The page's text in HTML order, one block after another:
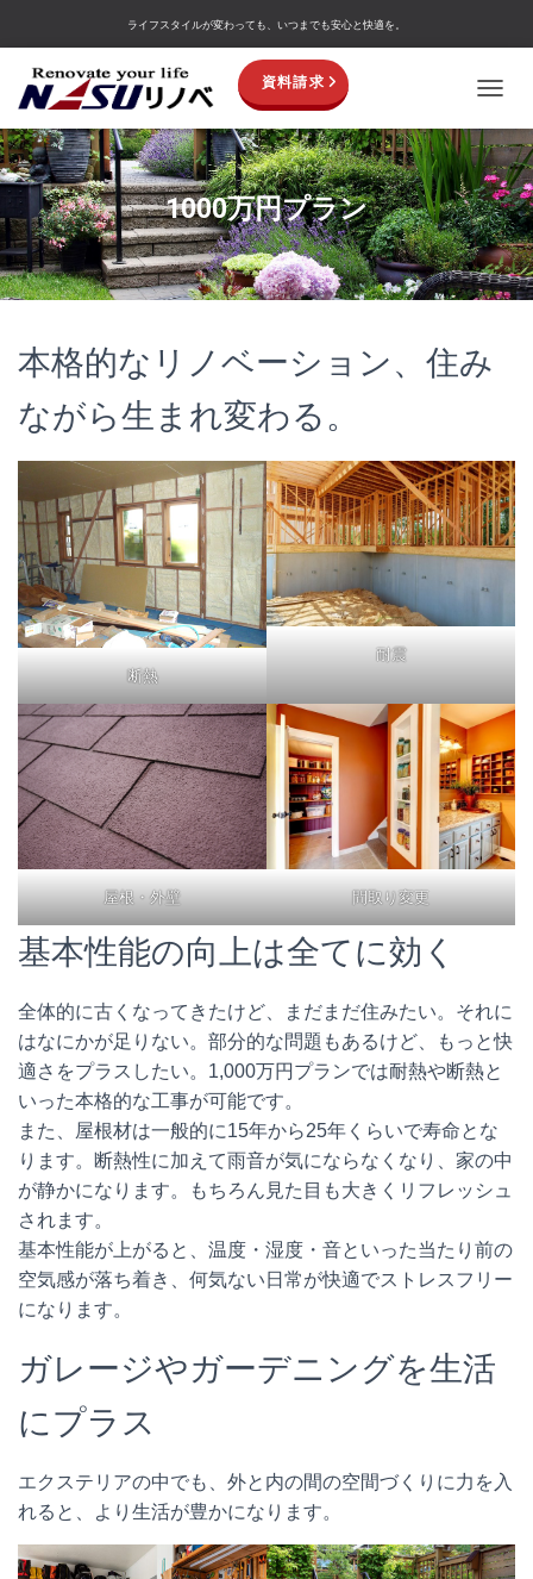
ライフスタイルが変わっても、いつまでも安心と快適を。
資料請求
1000万円プラン
本格的なリノベーション、住み
ながら生まれ変わる。
断熱
耐震
屋根・外壁 間取り変更
基本性能の向上は全てに効く
全体的に古くなってきたけど、まだまだ住みたい。それに
はなにかが足りない。部分的な問題もあるけど、もっと快
適さをプラスしたい。1,000万円プランでは耐熱や断熱と
いった本格的な工事が可能です。
また、屋根材は一般的に15年から25年くらいで寿命とな
ります。断熱性に加えて雨音が気にならなくなり、家の中
が静かになります。もちろん見た目も大きくリフレッシュ
されます。
基本性能が上がると、温度・湿度・音といった当たり前の
空気感が落ち着き、何気ない日常が快適でストレスフリー
になります。
ガレージやガーデニングを生活
にプラス
エクステリアの中でも、外と内の間の空間づくりに力を入
れると、より生活が豊かになります。